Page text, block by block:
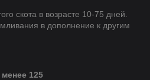
скота в возрасте 10-75 дней.
в дополнение к другим
125